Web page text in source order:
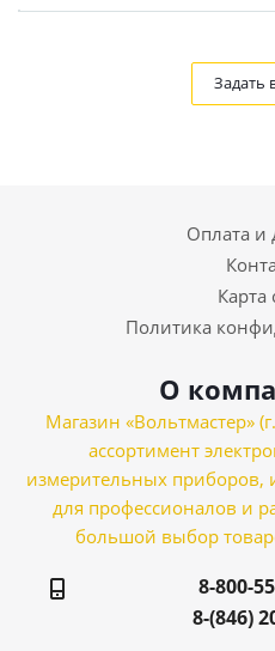
Задать
Оплата и
Карта
Политика
О
Магазин «Вольтмастер»
ассортимент
измерительных приборов,
для профессионалов и
большой выбор
8-800-
8-(846)